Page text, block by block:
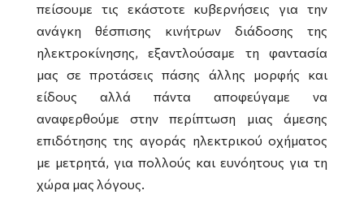
πείσουμε τις εκάστοτε κυβερνήσεις για την
ανάγκη θέσπισης κινήτρων διάδοσης της
ηλεκτροκίνησης, εξαντλούσαμε τη φαντασία
μας σε προτάσεις πάσης άλλης μορφής και
είδους αλλά πάντα αποφεύγαμε να
αναφερθούμε στην περίπτωση μιας άμεσης
επιδότησης της αγοράς ηλεκτρικού οχήματος
με μετρητά, για πολλούς και ευνόητους για τη
χώρα μας λόγους.